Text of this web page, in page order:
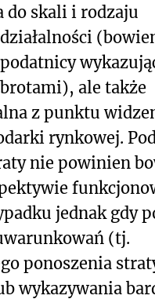
do skali i rodzaju
ale także
z punktu
rynkowej.
nie powinien
jednak gdy
(tj.
ponoszenia
wykazywania